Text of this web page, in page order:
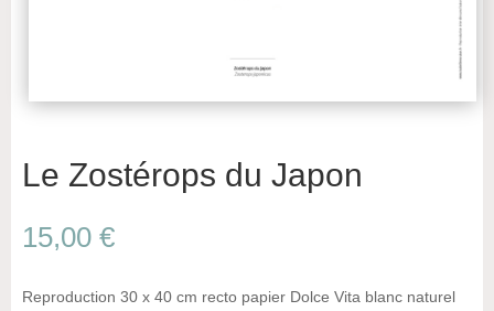
Le Zostérops du Japon
15,00 €
Reproduction 30 x 40 cm recto papier Dolce Vita blanc naturel